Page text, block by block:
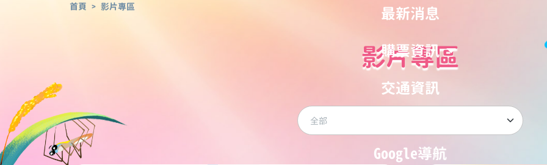
最新消息
購票資訊
交通資訊
Google導航
首頁 影片專區
影片專區